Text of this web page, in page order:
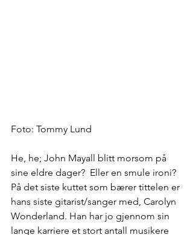
Foto: Tommy Lund
He, he; John Mayall blitt morsom på
sine eldre dager?  Eller en smule ironi?
På det siste kuttet som bærer tittelen er
hans siste gitarist/sanger med, Carolyn
Wonderland. Han har jo gjennom sin
lange karriere et stort antall musikere